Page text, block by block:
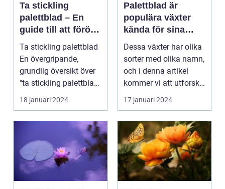
Ta stickling
palettblad – En
guide till att föröka
denna populära
växt
Ta stickling palettblad
En övergripande,
grundlig översikt över
"ta stickling palettblad"
...
18 januari 2024
Palettblad är
populära växter
kända för sina
färgglada blad och
dekorativa
utseende
Dessa växter har olika
sorter med olika namn,
och i denna artikel
kommer vi att utforska
olika palet...
17 januari 2024